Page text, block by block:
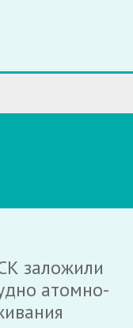
заложили
атомно-